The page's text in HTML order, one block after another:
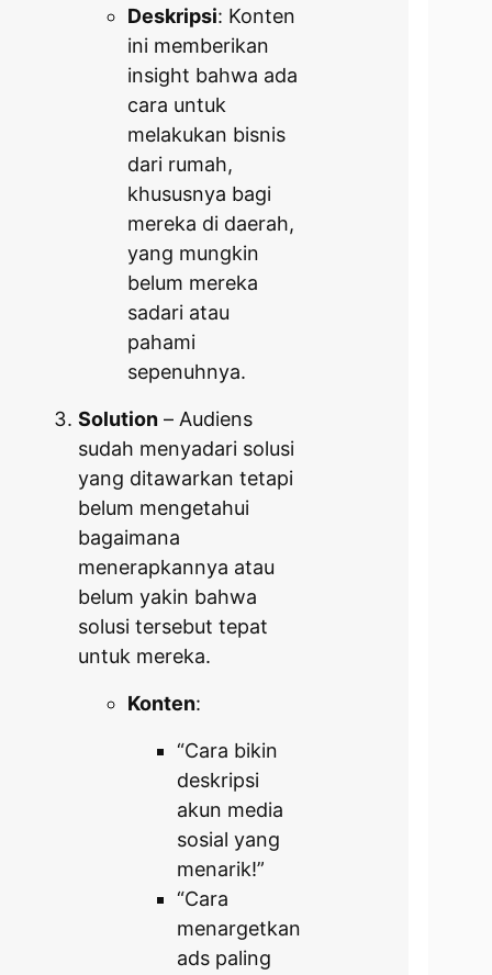
Deskripsi: Konten
ini memberikan
insight bahwa ada
cara untuk
melakukan bisnis
dari rumah,
khususnya bagi
mereka di daerah,
yang mungkin
belum mereka
sadari atau
pahami
sepenuhnya.
Solution – Audiens
sudah menyadari solusi
yang ditawarkan tetapi
belum mengetahui
bagaimana
menerapkannya atau
belum yakin bahwa
solusi tersebut tepat
untuk mereka.
Konten:
“Cara bikin
deskripsi
akun media
sosial yang
menarik!”
“Cara
menargetkan
ads paling